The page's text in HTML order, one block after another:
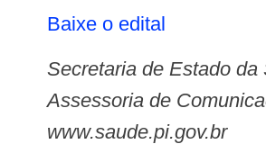
Baixe o edital
Secretaria de Estado
Assessoria de
www.saude.pi.gov.br